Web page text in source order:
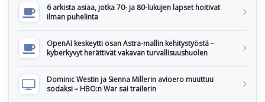
6 arkista asiaa, jotka 70- ja 80-lukujen lapset hoitivat
ilman puhelinta
OpenAI keskeytti osan Astra-mallin kehitystyöstä –
kyberkyvyt herättivät vakavan turvallisuushuolen
Dominic Westin ja Sienna Millerin avioero muuttuu
sodaksi – HBO:n War sai trailerin